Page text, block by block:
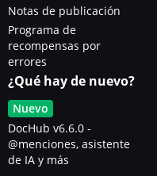
Notas de publicación
Programa de
recompensas por
errores
¿Qué hay de nuevo?
Nuevo
DocHub v6.6.0 -
@menciones, asistente
de IA y más